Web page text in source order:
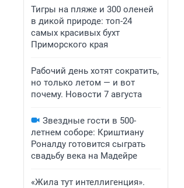
Тигры на пляже и 300 оленей
в дикой природе: топ-24
самых красивых бухт
Приморского края
Рабочий день хотят сократить,
но только летом — и вот
почему. Новости 7 августа
Звездные гости в 500-
летнем соборе: Криштиану
Роналду готовится сыграть
свадьбу века на Мадейре
«Жила тут интеллигенция».